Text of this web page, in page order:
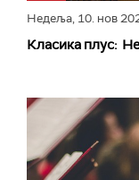
Недеља, 10. нов
Класика плус: